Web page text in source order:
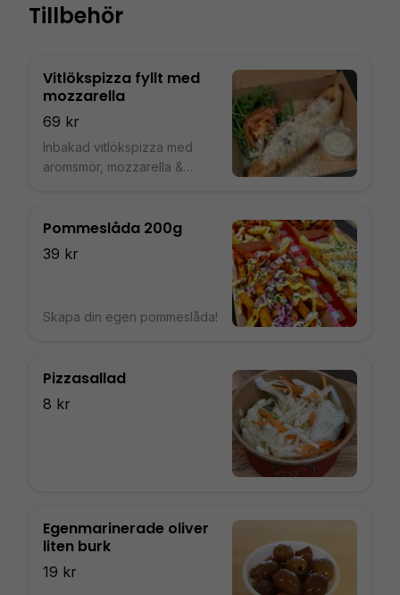
Tillbehör
Vitlökspizza fyllt med
mozzarella
69 kr
Inbakad vitlökspizza med
aromsmör, mozzarella &
Pommeslåda 200g
39 kr
Skapa din egen pommeslåda!
Pizzasallad
8 kr
Egenmarinerade oliver
liten burk
19 kr